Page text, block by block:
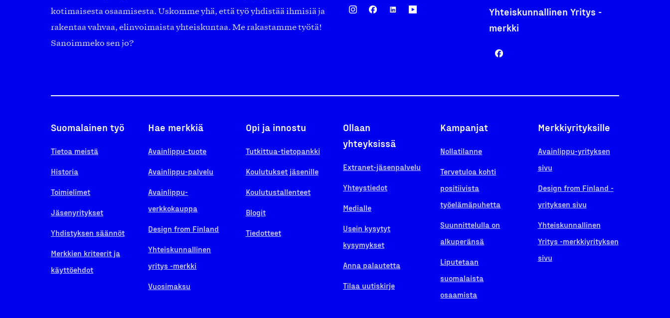
kotimaisesta osaamisesta. Uskomme yhä, että työ yhdistää ihmisiä ja
rakentaa vahvaa, elinvoimaista yhteiskuntaa. Me rakastamme työtä!
Sanoimmeko sen jo?
Yhteiskunnallinen Yritys -
merkki
Suomalainen työ
Tietoa meistä
Historia
Toimielimet
Jäsenyritykset
Yhdistyksen säännöt
Merkkien kriteerit ja
käyttöehdot
Hae merkkiä
Avainlippu-tuote
Avainlippu-palvelu
Avainlippu-
verkkokauppa
Design from Finland
Yhteiskunnallinen
yritys -merkki
Vuosimaksu
Opi ja innostu
Tutkittua-tietopankki
Koulutukset jäsenille
Koulutustallenteet
Blogit
Tiedotteet
Ollaan
yhteyksissä
Extranet-jäsenpalvelu
Yhteystiedot
Medialle
Usein kysytyt
kysymykset
Anna palautetta
Tilaa uutiskirje
Kampanjat
Nollatilanne
Tervetuloa kohti
positiivista
työelämäpuhetta
Suunnittelulla on
alkuperänsä
Liputetaan
suomalaista
osaamista
Merkkiyrityksille
Avainlippu-yrityksen
sivu
Design from Finland -
yrityksen sivu
Yhteiskunnallinen
Yritys -merkkiyrityksen
sivu